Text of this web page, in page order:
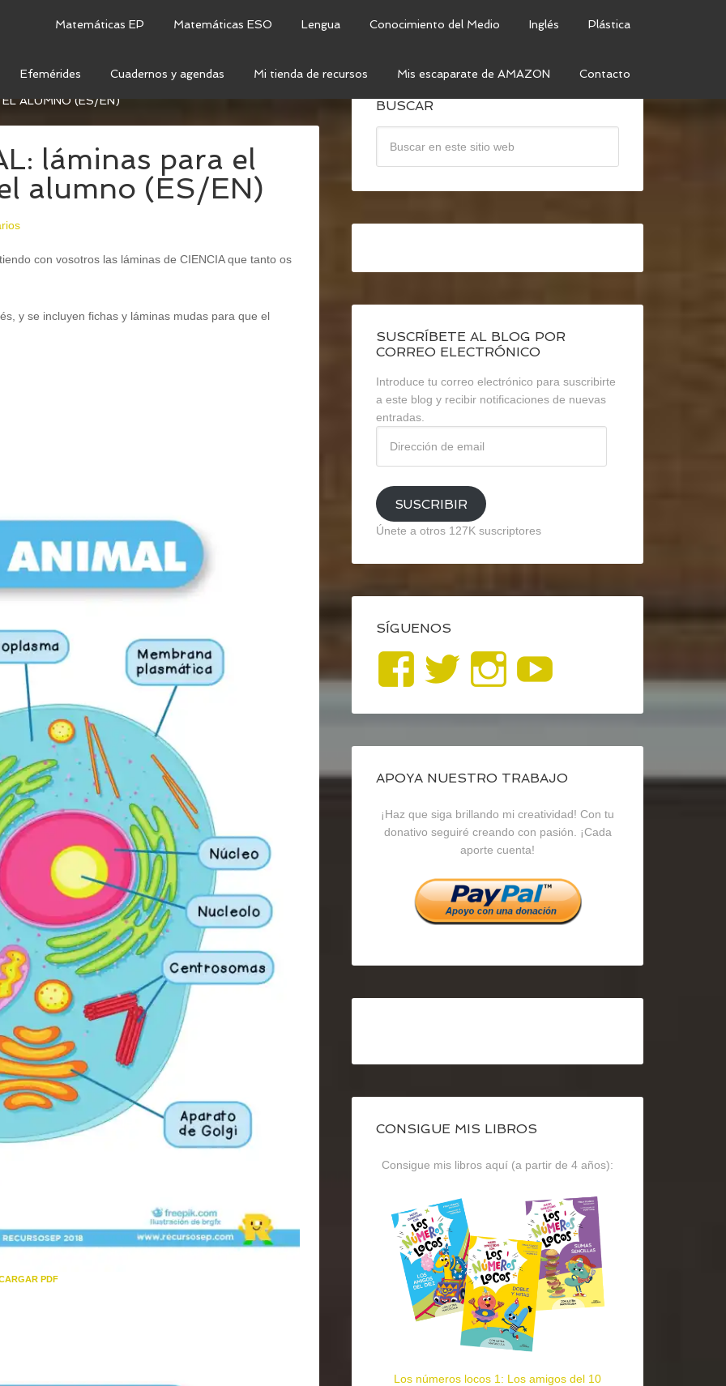
Matemáticas EP Matemáticas ESO Lengua Conocimiento del Medio Inglés Plástica
Efemérides Cuadernos y agendas Mi tienda de recursos Mis escaparate de AMAZON Contacto
CIENCIAS DE LA NATURALEZA
EL ALUMNO (ES/EN)
láminas para el
alumno (ES/EN)
con vosotros las láminas de CIENCIA que tanto os
y se incluyen fichas y láminas mudas para que el
PDF
BUSCAR
SUSCRÍBETE AL BLOG POR
CORREO ELECTRÓNICO
Introduce tu correo electrónico para suscribirte
a este blog y recibir notificaciones de nuevas
entradas.
email
SUSCRIBIR
Únete a otros 127K suscriptores
SÍGUENOS
Ver
perfil
de
blogrecursosep
en
Facebook
Ver
perfil
de
recursosep
en
Twitter
Ver
perfil
de
recursosep
en
Instagram
YouTube
APOYA NUESTRO TRABAJO
¡Haz que siga brillando mi creatividad! Con tu
donativo seguiré creando con pasión. ¡Cada
aporte cuenta!
CONSIGUE MIS LIBROS
Consigue mis libros aquí (a partir de 4 años):
Los números locos 1: Los amigos del 10